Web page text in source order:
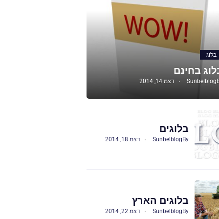
בלוג
בחינם
Sunbelblog דצמ 14, 2014
בלוגים
By
Sunbelblog דצמ 18, 2014
בלוגים הארץ
By
Sunbelblog דצמ 22, 2014